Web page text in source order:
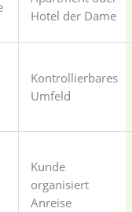
Hotel der Dame
Kontrollierbares
Umfeld
Kunde
organisiert
Anreise